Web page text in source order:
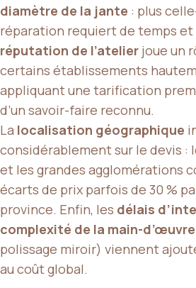
diamètre de la jante : plus
réparation requiert de temps et
réputation de l’atelier joue un
certains établissements
appliquant une tarification
d’un savoir-faire reconnu.
La localisation géographique
considérablement sur le devis :
et les grandes agglomérations
écarts de prix parfois de 30 %
province. Enfin, les délais
complexité de la main-d’œuvre
polissage miroir) viennent
au coût global.